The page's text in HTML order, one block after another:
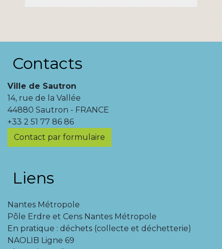
Contacts
Ville de Sautron
14, rue de la Vallée
44880 Sautron - FRANCE
+33 2 51 77 86 86
Contact par formulaire
Liens
Nantes Métropole
Pôle Erdre et Cens Nantes Métropole
En pratique : déchets (collecte et déchetterie)
NAOLIB Ligne 69